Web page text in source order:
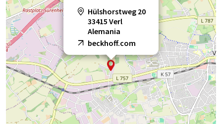
Hülshorstweg 20
33415 Verl
Alemania
beckhoff.com